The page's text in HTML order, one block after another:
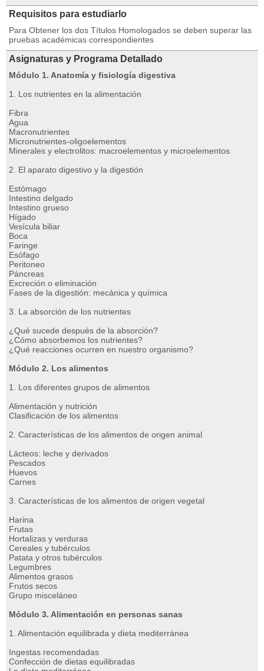
Requisitos para estudiarlo
Para Obtener los dos Títulos Homologados se deben superar las
pruebas académicas correspondientes
Asignaturas y Programa Detallado
Módulo 1. Anatomía y fisiología digestiva
1. Los nutrientes en la alimentación
Fibra
Agua
Macronutrientes
Micronutrientes-oligoelementos
Minerales y electrolitos: macroelementos y microelementos
2. El aparato digestivo y la digestión
Estómago
Intestino delgado
Intestino grueso
Hígado
Vesícula biliar
Boca
Faringe
Esófago
Peritoneo
Páncreas
Excreción o eliminación
Fases de la digestión: mecánica y química
3. La absorción de los nutrientes
¿Qué sucede después de la absorción?
¿Cómo absorbemos los nutrientes?
¿Qué reacciones ocurren en nuestro organismo?
Módulo 2. Los alimentos
1. Los diferentes grupos de alimentos
Alimentación y nutrición
Clasificación de los alimentos
2. Características de los alimentos de origen animal
Lácteos: leche y derivados
Pescados
Huevos
Carnes
3. Características de los alimentos de origen vegetal
Harina
Frutas
Hortalizas y verduras
Cereales y tubérculos
Patata y otros tubérculos
Legumbres
Alimentos grasos
Frutos secos
Grupo misceláneo
Módulo 3. Alimentación en personas sanas
1. Alimentación equilibrada y dieta mediterránea
Ingestas recomendadas
Confección de dietas equilibradas